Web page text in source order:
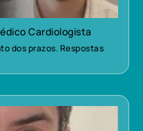
Cardiologista
dos prazos. Respostas